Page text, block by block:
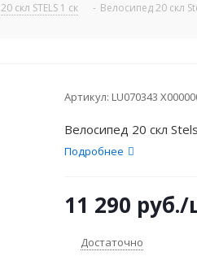
20 скл STELS 1 ск - Велосипед 20 скл
Артикул: LU070343
Велосипед 20 скл
Подробнее
11 290 руб./
Достаточно